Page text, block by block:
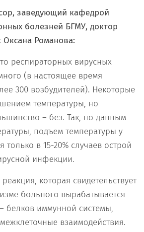
заведующий кафедрой
болезней БГМУ, доктор
Оксана Романова:
респираторных вирусных
(в настоящее время
300 возбудителей). Некоторые
температуры, но
– без. Так, по данным
подъем температуры у
только в 15-20% случаев острой
инфекции.
которая свидетельствует
больного вырабатывается
белков иммунной системы,
взаимодействия.